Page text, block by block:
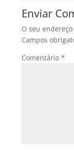
Enviar
O seu
Campos
Comentário *